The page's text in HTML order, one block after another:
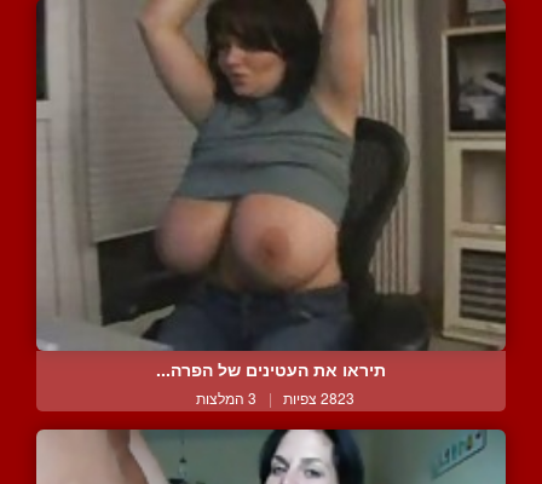
תיראו את העטינים של הפרה...
2823 צפיות | 3 המלצות